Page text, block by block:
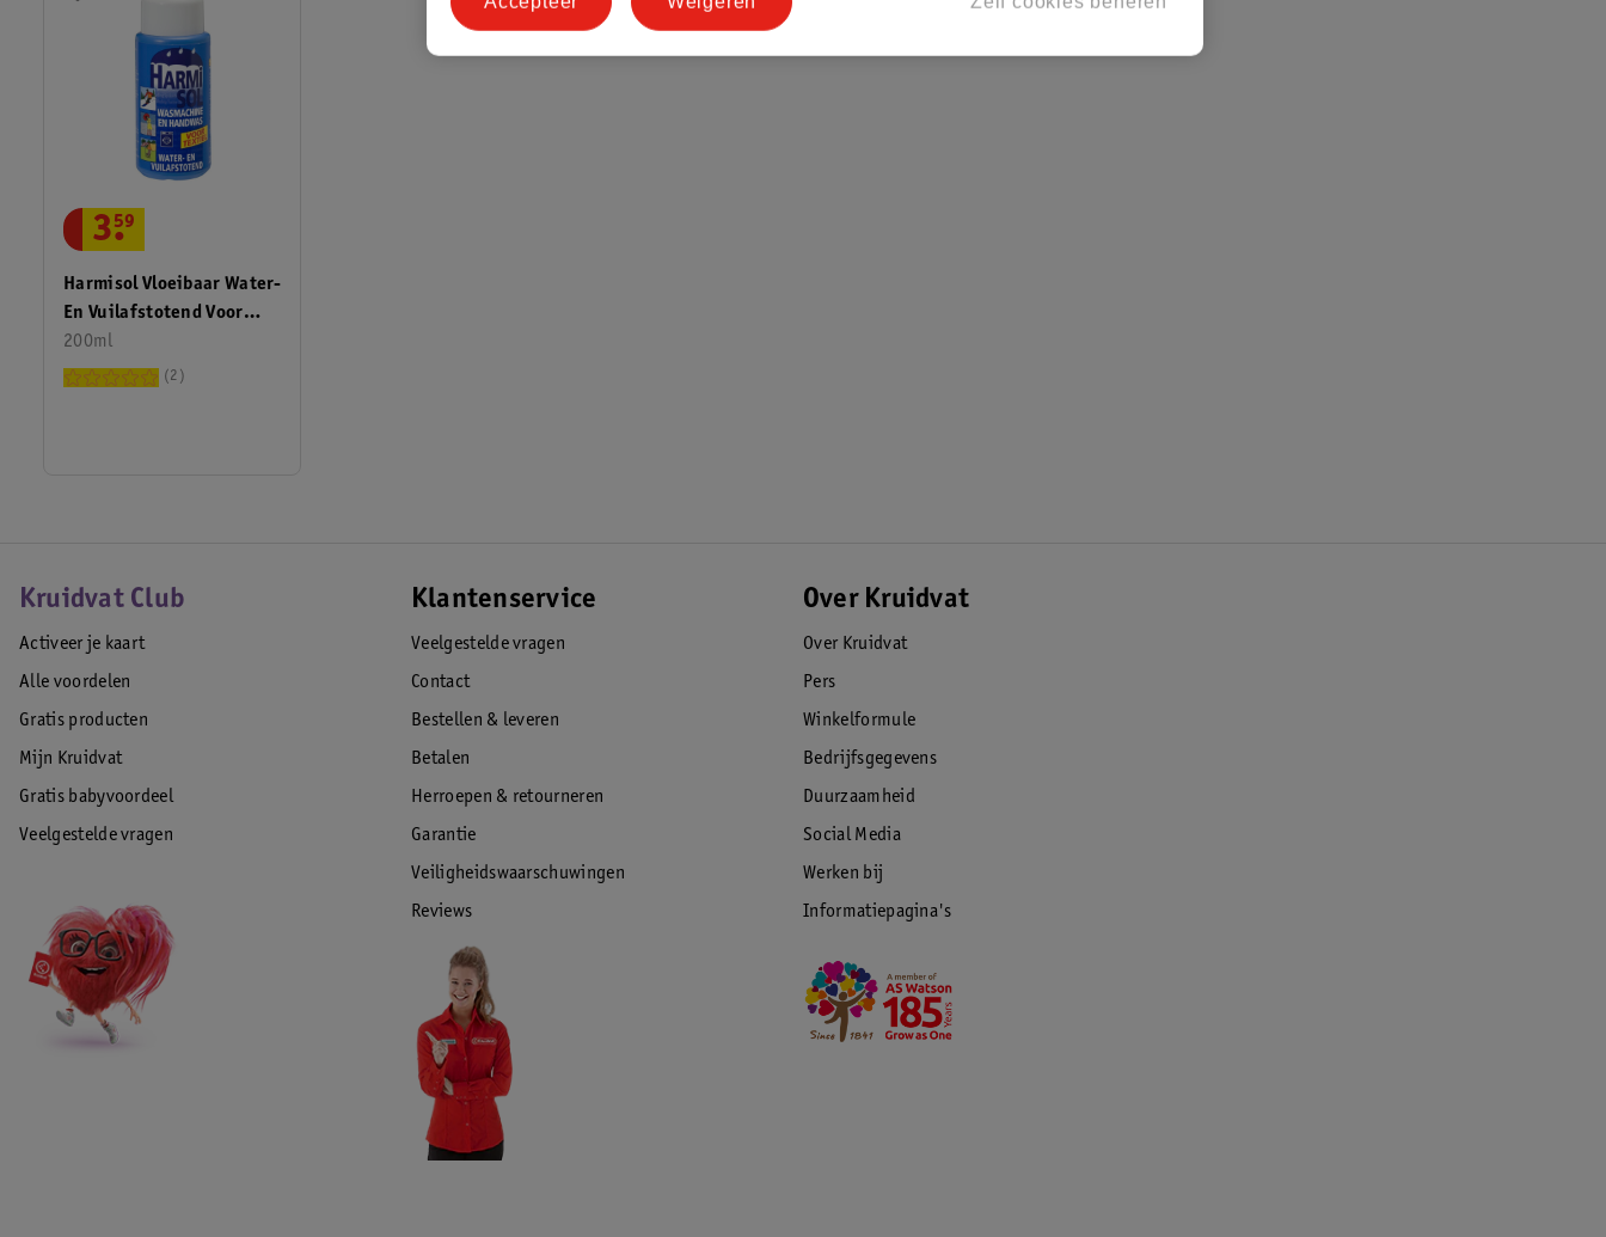
Harmisol Vloeibaar Water-
En Vuilafstotend Voor
Textiel
200ml
3.
59
2
Kruidvat Club
Activeer je kaart
Alle voordelen
Gratis producten
Mijn Kruidvat
Gratis babyvoordeel
Veelgestelde vragen
Klantenservice
Veelgestelde vragen
Contact
Bestellen & leveren
Betalen
Herroepen & retourneren
Garantie
Veiligheidswaarschuwingen
Reviews
Over Kruidvat
Over Kruidvat
Pers
Winkelformule
Bedrijfsgegevens
Duurzaamheid
Social Media
Werken bij
Informatiepagina's